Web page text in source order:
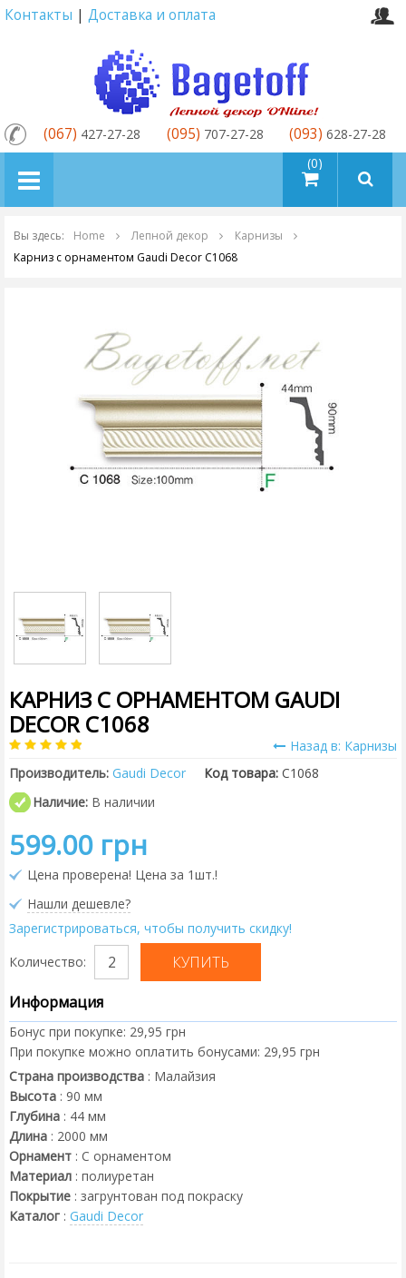
Контакты | Доставка и оплата
товаров (0)
(067) 427-27-28 (095) 707-27-28 (093) 628-27-28
Вы здесь: Home Лепной декор
Карнизы
Карниз с орнаментом Gaudi Decor C1068
КАРНИЗ С ОРНАМЕНТОМ GAUDI
DECOR C1068
Назад в: Карнизы
Производитель: Gaudi Decor Код товара: C1068
Наличие: В наличии
599.00 грн
Цена проверена! Цена за 1шт.!
Нашли дешевле?
Зарегистрироваться, чтобы получить скидку!
Количество:
Информация
Бонус при покупке: 29,95 грн
При покупке можно оплатить бонусами: 29,95 грн
Страна производства : Малайзия
Высота : 90 мм
Глубина : 44 мм
Длина : 2000 мм
Орнамент : С орнаментом
Материал : полиуретан
Покрытие : загрунтован под покраску
Каталог : Gaudi Decor